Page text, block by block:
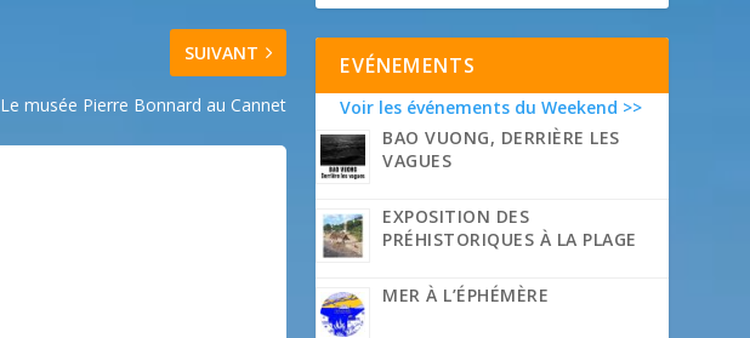
SUIVANT
Le musée Pierre Bonnard au Cannet
EVÉNEMENTS
Voir les événements du Weekend >>
BAO VUONG, DERRIÈRE LES
VAGUES
EXPOSITION DES
PRÉHISTORIQUES À LA PLAGE
MER À L’ÉPHÉMÈRE